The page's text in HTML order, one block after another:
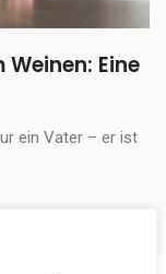
Eine
ein Vater – er ist